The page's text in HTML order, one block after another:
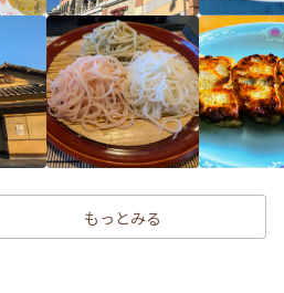
もっとみる